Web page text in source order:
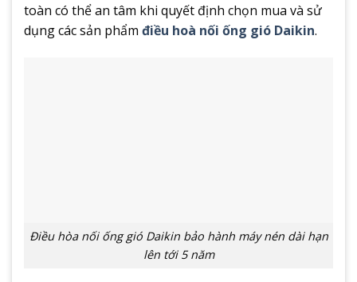
toàn có thể an tâm khi quyết định chọn mua và sử
dụng các sản phẩm điều hoà nối ống gió Daikin.
Điều hòa nối ống gió Daikin bảo hành máy nén dài hạn
lên tới 5 năm